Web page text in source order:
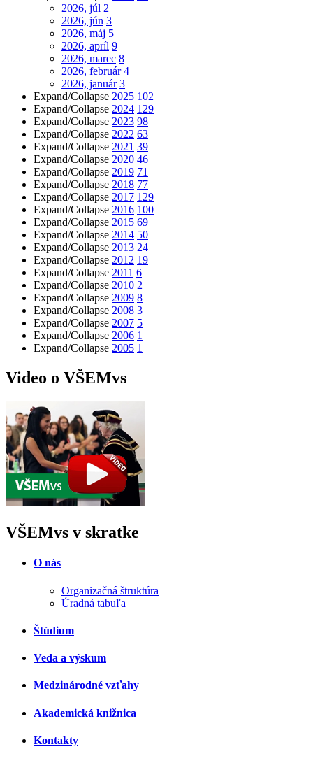
2026, júl 2
2026, jún 3
2026, máj 5
2026, apríl 9
2026, marec 8
2026, február 4
2026, január 3
Expand/Collapse 2025 102
Expand/Collapse 2024 129
Expand/Collapse 2023 98
Expand/Collapse 2022 63
Expand/Collapse 2021 39
Expand/Collapse 2020 46
Expand/Collapse 2019 71
Expand/Collapse 2018 77
Expand/Collapse 2017 129
Expand/Collapse 2016 100
Expand/Collapse 2015 69
Expand/Collapse 2014 50
Expand/Collapse 2013 24
Expand/Collapse 2012 19
Expand/Collapse 2011 6
Expand/Collapse 2010 2
Expand/Collapse 2009 8
Expand/Collapse 2008 3
Expand/Collapse 2007 5
Expand/Collapse 2006 1
Expand/Collapse 2005 1
Video o VŠEMvs
VŠEMvs v skratke
O nás
Organizačná štruktúra
Úradná tabuľa
Štúdium
Veda a výskum
Medzinárodné vzťahy
Akademická knižnica
Kontakty